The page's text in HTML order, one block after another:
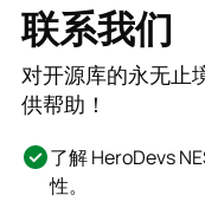
联系我们
对开源库的永无止
供帮助！
了解 HeroDevs
性。